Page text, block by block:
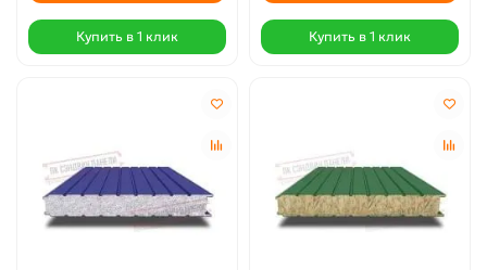
Купить в 1 клик Купить в 1 клик